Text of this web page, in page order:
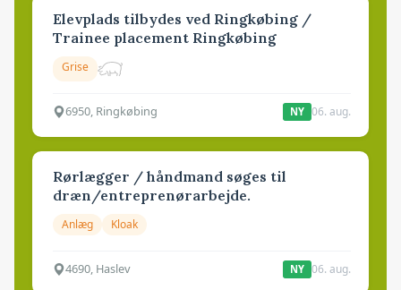
Elevplads tilbydes ved Ringkøbing /
Trainee placement Ringkøbing
Grise
6950, Ringkøbing NY 06. aug.
Rørlægger / håndmand søges til
dræn/entreprenørarbejde.
Anlæg Kloak
4690, Haslev NY 06. aug.